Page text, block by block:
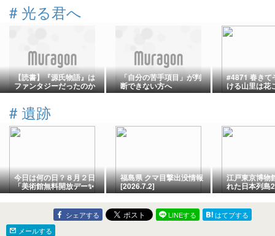
# 光る君へ
【読書】『源氏物語』は
ファンタジーだったのか
【はたのしい】
「自分の苦手項目」が判
断できない方へ
#4871 春きて
ける山里は花
るじなりけれ
# 遺跡
今日は何の日？８月２日
「美術館無料開放デー✨
❤️✨」注意と全プログラ
ム紹介♪❤️８月２日(日)❤️
２０２６年@日曜日の美
術館@地元ローマ市発！
現地イタリア最新情報♪
福島県 クマ目撃出没情報
[2026.7.2]
江戸東京博物
れた日本列島
（２）
シェアする LINEする
はてブする
メールする